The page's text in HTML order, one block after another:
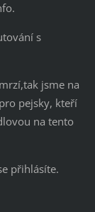
s
jsme na
pejsky, kteří
na tento
přihlásíte.